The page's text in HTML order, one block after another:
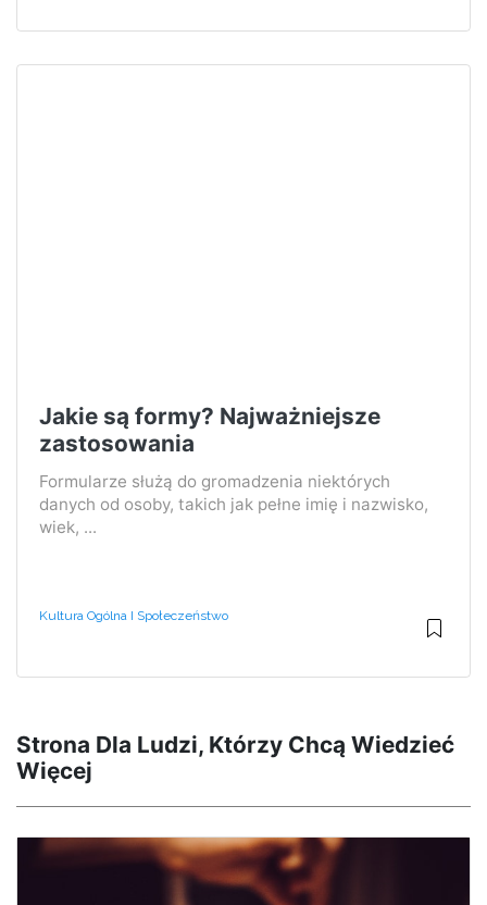
Jakie są formy? Najważniejsze
zastosowania
Formularze służą do gromadzenia niektórych
danych od osoby, takich jak pełne imię i nazwisko,
wiek, ...
Kultura Ogólna I Społeczeństwo
Strona Dla Ludzi, Którzy Chcą Wiedzieć
Więcej